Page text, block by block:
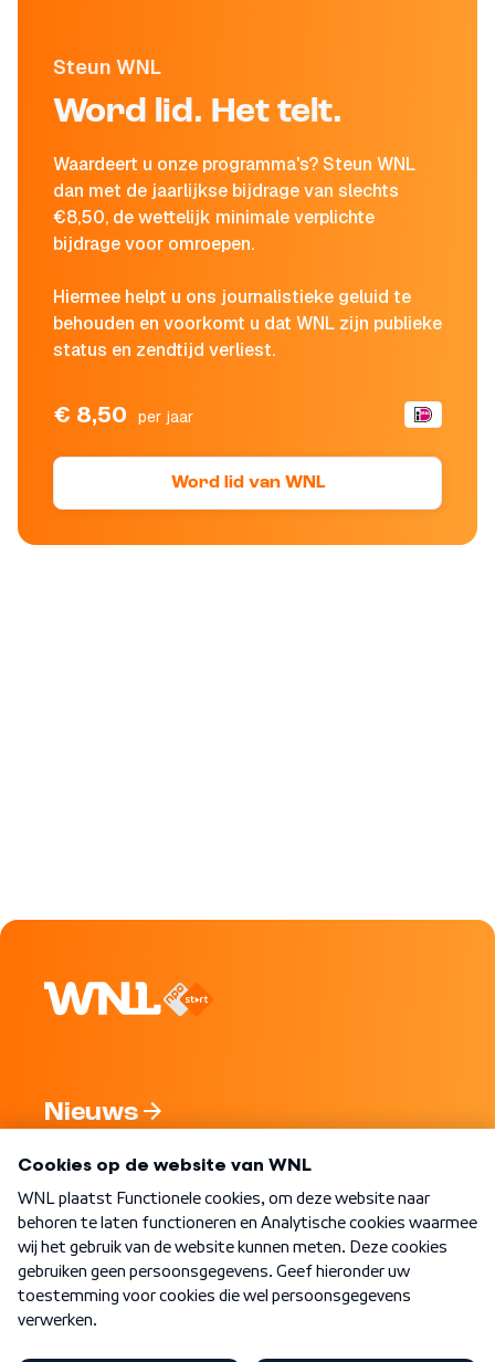
Steun WNL
Word lid. Het telt.
Waardeert u onze programma's? Steun WNL
dan met de jaarlijkse bijdrage van slechts
€8,50, de wettelijk minimale verplichte
bijdrage voor omroepen.
Hiermee helpt u ons journalistieke geluid te
behouden en voorkomt u dat WNL zijn publieke
status en zendtijd verliest.
€ 8,50 per jaar
Word lid van WNL
Nieuws
Nieuwsbrief
Word Lid